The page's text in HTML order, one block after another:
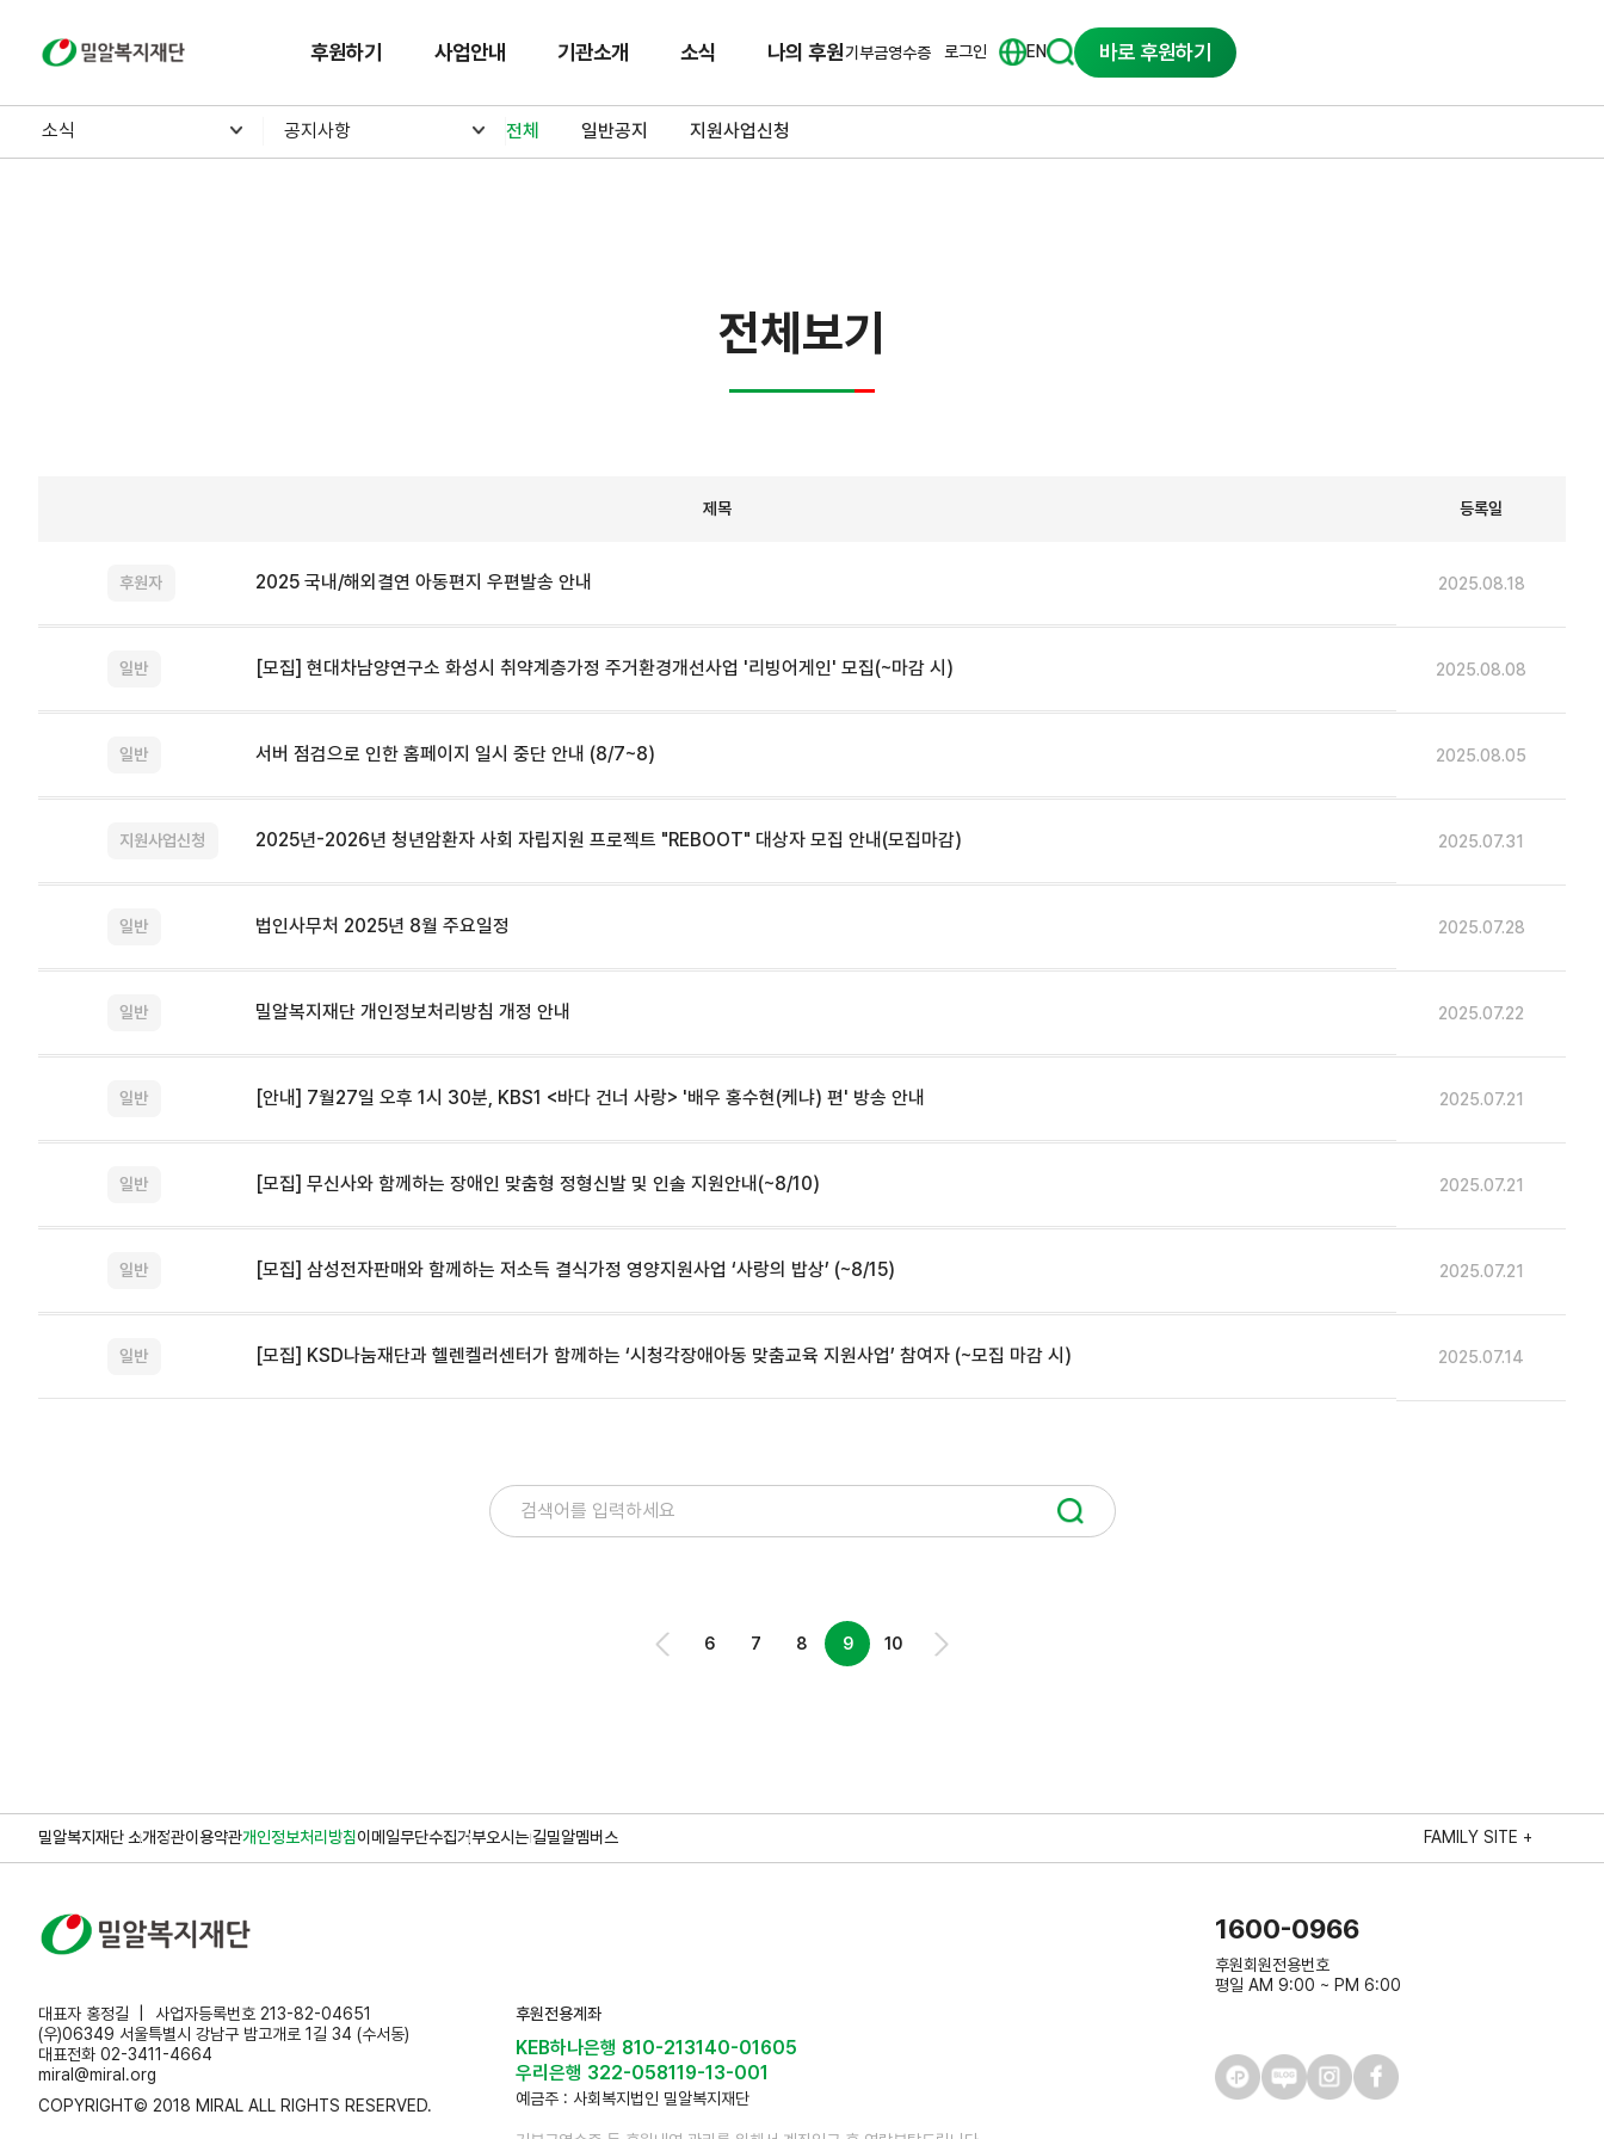
밀알복지재단 후원하기 사업안내 기관소개 소식 나의 후원기부금영수증 로그인 EN 바로 후원하기
소식 공지사항 전체 일반공지 지원사업신청
전체보기
제목 등록일
후원자 2025 국내/해외결연 아동편지 우편발송 안내 2025.08.18
일반 [모집] 현대차남양연구소 화성시 취약계층가정 주거환경개선사업 '리빙어게인' 모집(~마감 시) 2025.08.08
일반 서버 점검으로 인한 홈페이지 일시 중단 안내 (8/7~8) 2025.08.05
지원사업신청 2025년-2026년 청년암환자 사회 자립지원 프로젝트 "REBOOT" 대상자 모집 안내(모집마감) 2025.07.31
일반 법인사무처 2025년 8월 주요일정 2025.07.28
일반 밀알복지재단 개인정보처리방침 개정 안내 2025.07.22
일반 [안내] 7월27일 오후 1시 30분, KBS1 <바다 건너 사랑> '배우 홍수현(케냐) 편' 방송 안내 2025.07.21
일반 [모집] 무신사와 함께하는 장애인 맞춤형 정형신발 및 인솔 지원안내(~8/10) 2025.07.21
일반 [모집] 삼성전자판매와 함께하는 저소득 결식가정 영양지원사업 ‘사랑의 밥상’ (~8/15) 2025.07.21
일반 [모집] KSD나눔재단과 헬렌켈러센터가 함께하는 ‘시청각장애아동 맞춤교육 지원사업’ 참여자 (~모집 마감 시) 2025.07.14
6 7 8 9 10
밀알복지재단 소개정관이용약관개인정보처리방침이메일무단수집거부오시는 길밀알멤버스 FAMILY SITE +
대표자 홍정길
사업자등록번호 213-82-04651
(우)06349 서울특별시 강남구 밤고개로 1길 34 (수서동)
대표전화 02-3411-4664
miral@miral.org
COPYRIGHT© 2018 MIRAL ALL RIGHTS RESERVED.
후원전용계좌
KEB하나은행 810-213140-01605
우리은행 322-058119-13-001
예금주 : 사회복지법인 밀알복지재단
1600-0966
후원회원전용번호
평일 AM 9:00 ~ PM 6:00